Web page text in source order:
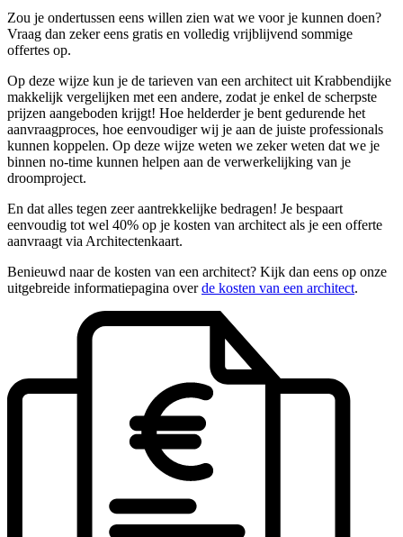
Zou je ondertussen eens willen zien wat we voor je kunnen doen?
Vraag dan zeker eens gratis en volledig vrijblijvend sommige
offertes op.
Op deze wijze kun je de tarieven van een architect uit Krabbendijke
makkelijk vergelijken met een andere, zodat je enkel de scherpste
prijzen aangeboden krijgt! Hoe helderder je bent gedurende het
aanvraagproces, hoe eenvoudiger wij je aan de juiste professionals
kunnen koppelen. Op deze wijze weten we zeker weten dat we je
binnen no-time kunnen helpen aan de verwerkelijking van je
droomproject.
En dat alles tegen zeer aantrekkelijke bedragen! Je bespaart
eenvoudig tot wel 40% op je kosten van architect als je een offerte
aanvraagt via Architectenkaart.
Benieuwd naar de kosten van een architect? Kijk dan eens op onze
uitgebreide informatiepagina overde kosten van een architect.